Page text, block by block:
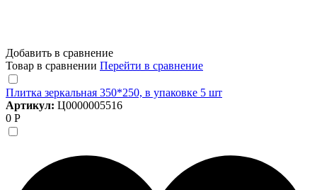
Добавить в сравнение
Товар в сравнении Перейти в сравнение
Плитка зеркальная 350*250, в упаковке 5 шт
Артикул: Ц0000005516
0 Р